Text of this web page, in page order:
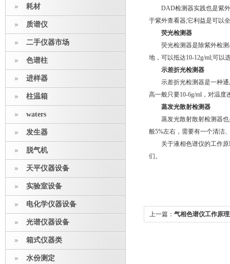
耗材
质谱仪
二手仪器市场
色谱柱
进样器
柱温箱
waters
发生器
脱气机
天平仪器设备
实验室设备
电化学仪器设备
光谱仪器设备
箱式仪器类
水份测定
DAD检测器实践也是紫
于紫外查看器;它利益是可以
荧光检测器
荧光检测器是除紫外检测
地，可以抵达10-12g/ml;可以
示差折光检测器
示差折光检测器是一种通
高一般只要10-6g/ml，对温
蒸发光散射检测器
蒸发光散射散射检测器也
般5%左右，需要有一个清洁
关于液相色谱仪的工作原
们。
上一篇： 气相色谱仪工作原